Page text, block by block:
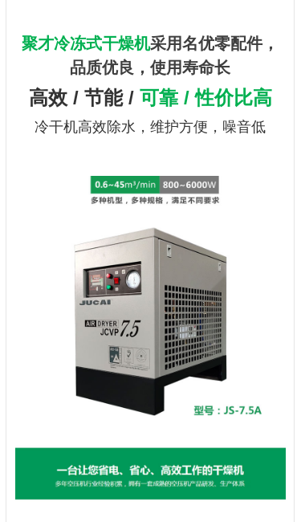
聚才冷冻式干燥机采用名优零配件，
品质优良，使用寿命长
高效 / 节能 / 可靠 / 性价比高
冷干机高效除水，维护方便，噪音低